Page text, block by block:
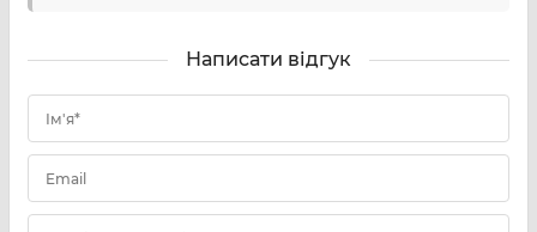
Написати відгук
Ім'я*
Email